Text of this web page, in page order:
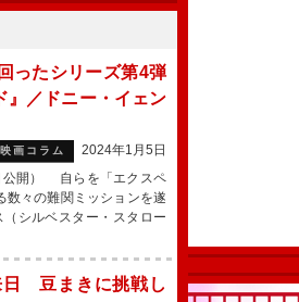
ったシリーズ第4弾
』／ドニー・イェン
画コラム
2024年1月5日
公開） 自らを「エクスペ
数々の難関ミッションを遂
シルベスター・スタロー
日 豆まきに挑戦し